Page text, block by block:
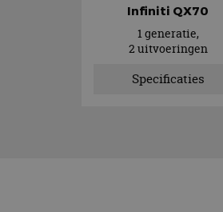
Infiniti QX70
1 generatie,
2 uitvoeringen
Specificaties